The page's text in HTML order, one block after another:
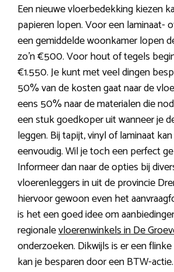
Een nieuwe vloerbedekking kiezen
papieren lopen. Voor een laminaat-
een gemiddelde woonkamer lopen
zo’n €500. Voor hout of tegels
€1.550. Je kunt met veel dingen
50% van de kosten gaat naar de
eens 50% naar de materialen die
een stuk goedkoper uit wanneer je
leggen. Bij tapijt, vinyl of laminaat
eenvoudig. Wil je toch een perfect
Informeer dan naar de opties bij
vloerenleggers in uit de provincie
hiervoor gewoon even het
is het een goed idee om
regionalevloerenwinkels in De
onderzoeken. Dikwijls is er een
kan je besparen door een BTW-actie.